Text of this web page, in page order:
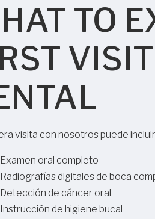
TO
visita con nosotros puede
Examen oral completo
Radiografías digitales de boca
Detección de cáncer oral
Instrucción de higiene bucal